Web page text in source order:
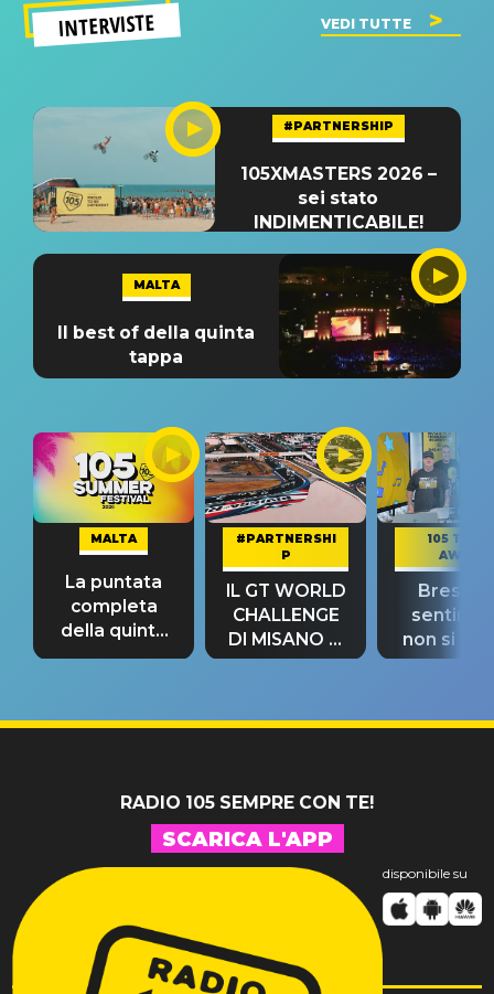
INTERVISTE VEDI TUTTE
#PARTNERSHIP
105XMASTERS 2026 –
sei stato
INDIMENTICABILE!
MALTA
Il best of della quinta
tappa
MALTA
La puntata
completa
della quinta
tappa
#PARTNERSHI
P
IL GT WORLD
CHALLENGE
DI MISANO si
riconferma
105 TAKE
AWAY
Bresh:
non si
fino alla
RADIO 105 SEMPRE CON TE!
SCARICA L'APP
disponibile su